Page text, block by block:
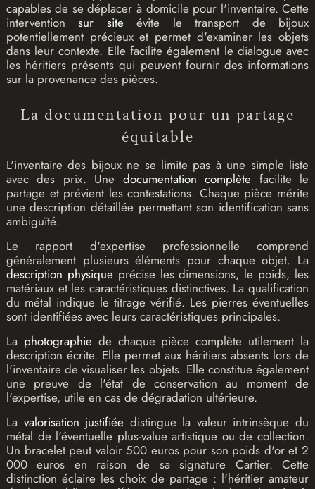
capables de se déplacer à domicile pour l'inventaire. Cette
interventionsur site évite le transport de bijoux
potentiellement précieux et permet d'examiner les objets
dans leur contexte. Elle facilite également le dialogue avec
les héritiers présents qui peuvent fournir des informations
sur la provenance des pièces.
La documentation pour un partage
équitable
L'inventaire des bijoux ne se limite pas à une simple liste
avec des prix. Une documentation complète facilite le
partage et prévient les contestations. Chaque pièce mérite
une description détaillée permettant son identification sans
ambiguïté.
Le rapport d'expertise professionnelle comprend
généralement plusieurs éléments pour chaque objet. La
description physique précise les dimensions, le poids, les
matériaux et les caractéristiques distinctives. La qualification
du métal indique le titrage vérifié. Les pierres éventuelles
sont identifiées avec leurs caractéristiques principales.
La photographie de chaque pièce complète utilement la
description écrite. Elle permet aux héritiers absents lors de
l'inventaire de visualiser les objets. Elle constitue également
une preuve de l'état de conservation au moment de
l'expertise, utile en cas de dégradation ultérieure.
La valorisation justifiée distingue la valeur intrinsèque du
métal de l'éventuelle plus-value artistique ou de collection.
Un bracelet peut valoir 500 euros pour son poids d'or et 2
000 euros en raison de sa signature Cartier. Cette
distinction éclaire les choix de partage : l'héritier amateur